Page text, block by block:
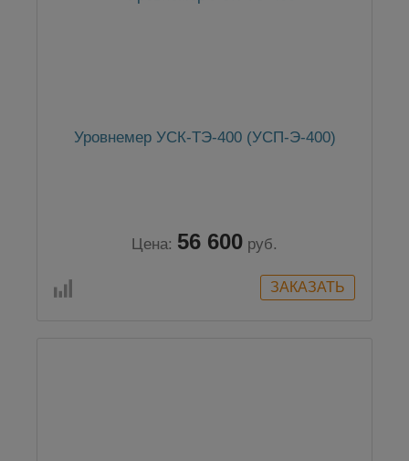
Уровнемер УСК-ТЭ-400 (УСП-Э-400)
Цена: 56 600 руб.